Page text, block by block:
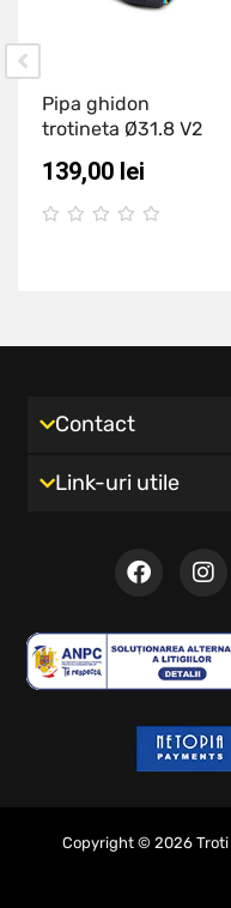
Pipa ghidon
trotineta Ø31.8 V2
139,00 lei
Contact
Link-uri utile
Copyright © 2026 Troti